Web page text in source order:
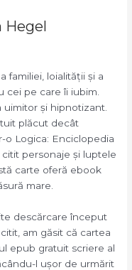
Hegel
familiei, loialității și a
cei pe care îi iubim.
uimitor și hipnotizant.
plăcut decât
o Logica: Enciclopedia
personaje și luptele
carte oferă ebook
mare.
descărcare început
am găsit că cartea
epub gratuit scriere al
l ușor de urmărit